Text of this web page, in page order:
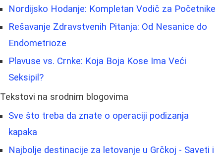
Nordijsko Hodanje: Kompletan Vodič za Početnike
Rešavanje Zdravstvenih Pitanja: Od Nesanice do
Endometrioze
Plavuse vs. Crnke: Koja Boja Kose Ima Veći
Seksipil?
Tekstovi na srodnim blogovima
Sve što treba da znate o operaciji podizanja
kapaka
Najbolje destinacije za letovanje u Grčkoj - Saveti i